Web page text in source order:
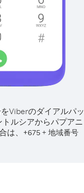
Viberのダイアルパッ
トルシアからパプアニ
は、 +675 + 地域番号